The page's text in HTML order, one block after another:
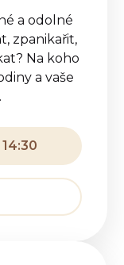
a odolné
zpanikařit,
Na koho
a vaše